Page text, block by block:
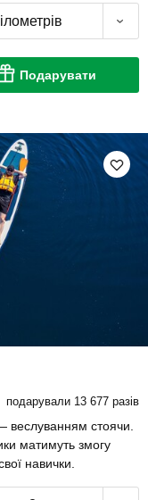
Подарувати
подарували 13 677 разів
веслуванням стоячи.
матимуть змогу
навички.